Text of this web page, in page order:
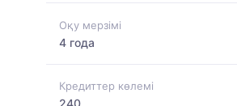
Оқу мерзімі
4 года
Кредиттер көлемі
240